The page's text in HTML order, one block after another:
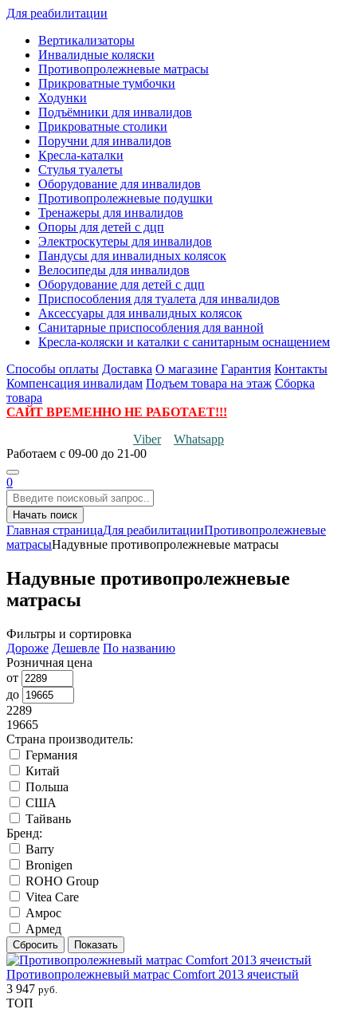
Для реабилитации
Вертикализаторы
Инвалидные коляски
Противопролежневые матрасы
Прикроватные тумбочки
Ходунки
Подъёмники для инвалидов
Прикроватные столики
Поручни для инвалидов
Кресла-каталки
Стулья туалеты
Оборудование для инвалидов
Противопролежневые подушки
Тренажеры для инвалидов
Опоры для детей с дцп
Электроскутеры для инвалидов
Пандусы для инвалидных колясок
Велосипеды для инвалидов
Оборудование для детей с дцп
Приспособления для туалета для инвалидов
Аксессуары для инвалидных колясок
Санитарные приспособления для ванной
Кресла-коляски и каталки с санитарным оснащением
Способы оплаты Доставка О магазине Гарантия Контакты
Компенсация инвалидам Подъем товара на этаж Сборка
товара
САЙТ ВРЕМЕННО НЕ РАБОТАЕТ!!!
Viber
Whatsapp
Работаем с 09-00 до 21-00
0
Начать поиск
Главная страницаДля реабилитацииПротивопролежневые
матрасыНадувные противопролежневые матрасы
Надувные противопролежневые
матрасы
Фильтры и сортировка
Дороже Дешевле По названию
Розничная цена
от
до
2289
19665
Страна производитель:
Германия
Китай
Польша
США
Тайвань
Бренд:
Barry
Bronigen
ROHO Group
Vitea Care
Амрос
Армед
Противопролежневый матрас Comfort 2013 ячеистый
3 947 руб.
ТОП